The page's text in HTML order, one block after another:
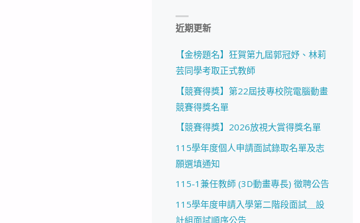
近期更新
【金榜題名】狂賀第九屆郭冠妤、林莉
芸同學考取正式教師
【競賽得獎】第22屆技專校院電腦動畫
競賽得獎名單
【競賽得獎】2026放視大賞得獎名單
115學年度個人申請面試錄取名單及志
願選填通知
115-1兼任教師 (3D動畫專長) 徵聘公告
115學年度申請入學第二階段面試＿設
計組面試順序公告